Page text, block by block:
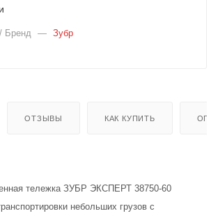
Бренд — Зубр
ОТЗЫВЫ КАК КУПИТЬ
тележка ЗУБР ЭКСПЕРТ 38750-60
небольших грузов с